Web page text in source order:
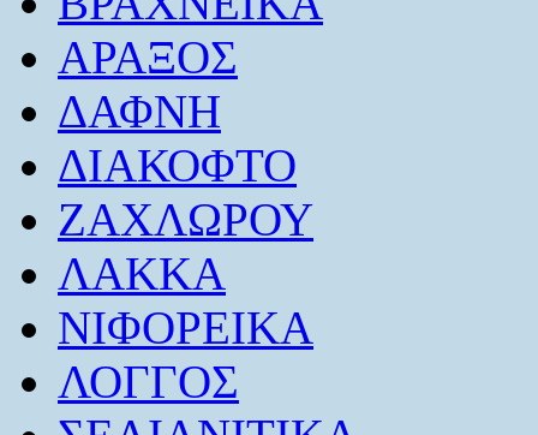
ΑΡΑΞΟΣ
ΔΑΦΝΗ
ΔΙΑΚΟΦΤΟ
ΖΑΧΛΩΡΟΥ
ΛΑΚΚΑ
ΝΙΦΟΡΕΙΚΑ
ΛΟΓΓΟΣ